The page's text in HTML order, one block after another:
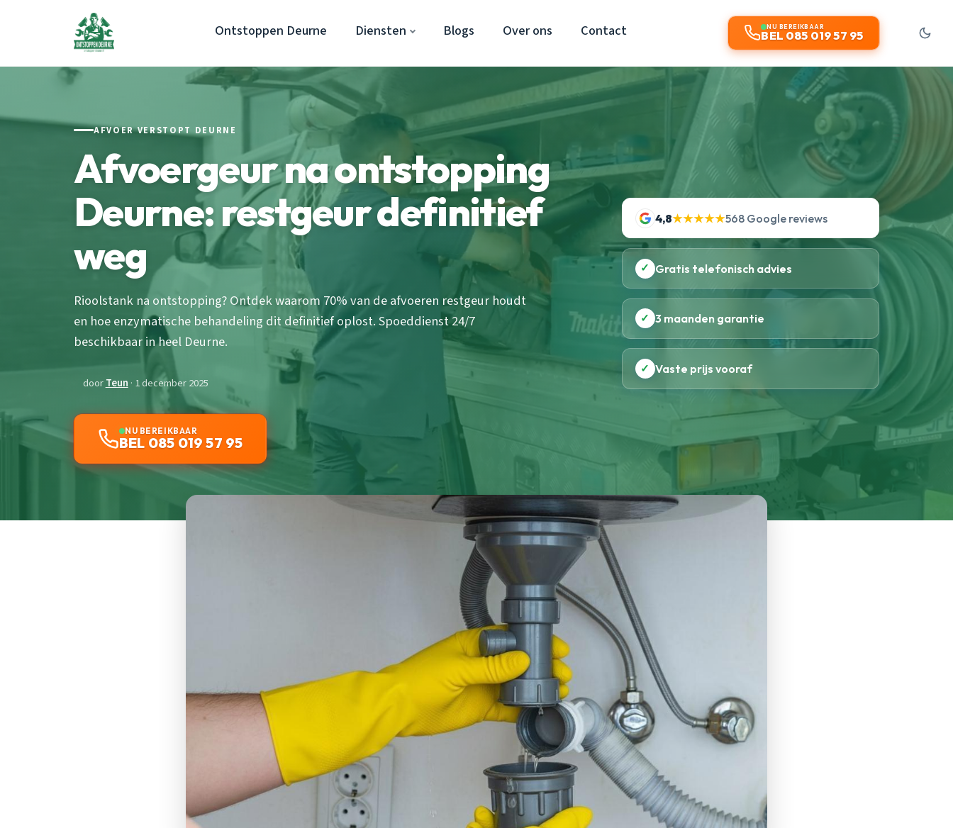
Ontstoppen Deurne Diensten Blogs Over ons Contact NU BEREIKBAAR
BEL 085 019 57 95
AFVOER VERSTOPT DEURNE
Afvoergeur na ontstopping
Deurne: restgeur definitief
weg
Rioolstank na ontstopping? Ontdek waarom 70% van de afvoeren restgeur houdt
en hoe enzymatische behandeling dit definitief oplost. Spoeddienst 24/7
beschikbaar in heel Deurne.
doorTeun · 1 december 2025
NU BEREIKBAAR
BEL 085 019 57 95
4,8★★★★★568 Google reviews
✓ Gratis telefonisch advies
✓ 3 maanden garantie
✓ Vaste prijs vooraf